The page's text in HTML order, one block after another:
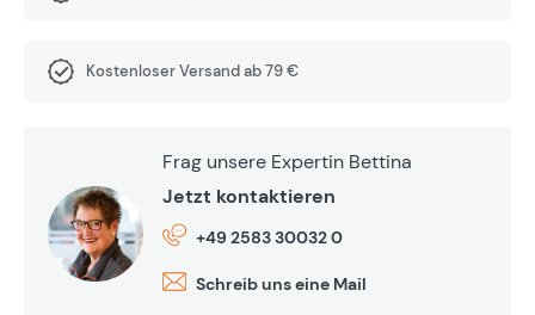
Kostenloser Versand ab 79 €
Frag unsere Expertin Bettina
Jetzt kontaktieren
+49 2583 30032 0
Schreib uns eine Mail